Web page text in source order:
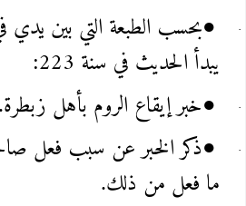
●
يبدأ الحديث في سنة 223
:
●خبر إيقاع الروم بأهل زبطرة.
●ذكر الخبر عن سبب فعل
ما فعل من ذلك.